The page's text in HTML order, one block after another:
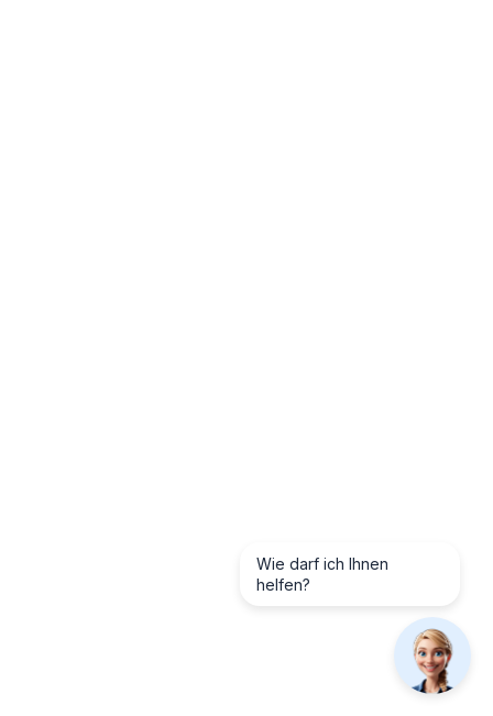
Wie darf ich Ihnen
helfen?